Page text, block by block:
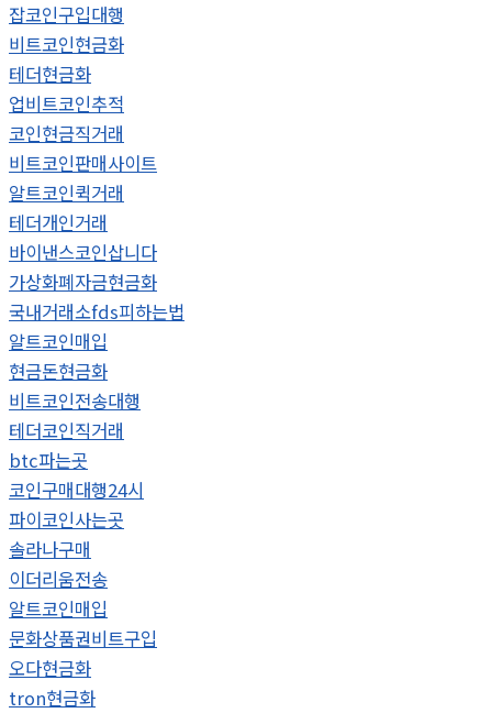
잡코인구입대행
비트코인현금화
테더현금화
업비트코인추적
코인현금직거래
비트코인판매사이트
알트코인퀵거래
테더개인거래
바이낸스코인삽니다
가상화폐자금현금화
국내거래소fds피하는법
알트코인매입
현금돈현금화
비트코인전송대행
테더코인직거래
btc파는곳
코인구매대행24시
파이코인사는곳
솔라나구매
이더리움전송
알트코인매입
문화상품권비트구입
오다현금화
tron현금화